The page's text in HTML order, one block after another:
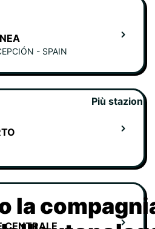
- SPAIN
CENTRALE
Più stazioni
la